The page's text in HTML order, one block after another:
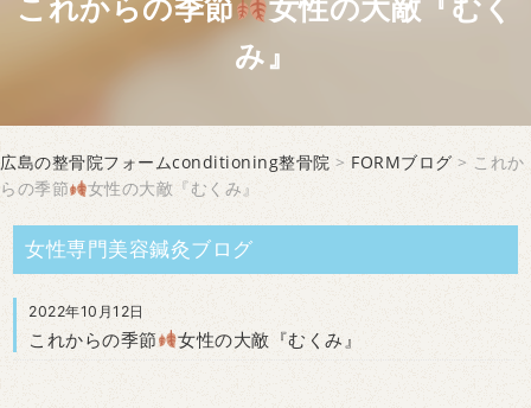
み』
広島の整骨院フォームconditioning整骨院 > FORMブログ > これか
らの季節
女性の大敵『むくみ』
女性専門美容鍼灸ブログ
2022年10月12日
これからの季節 女性の大敵『むくみ』